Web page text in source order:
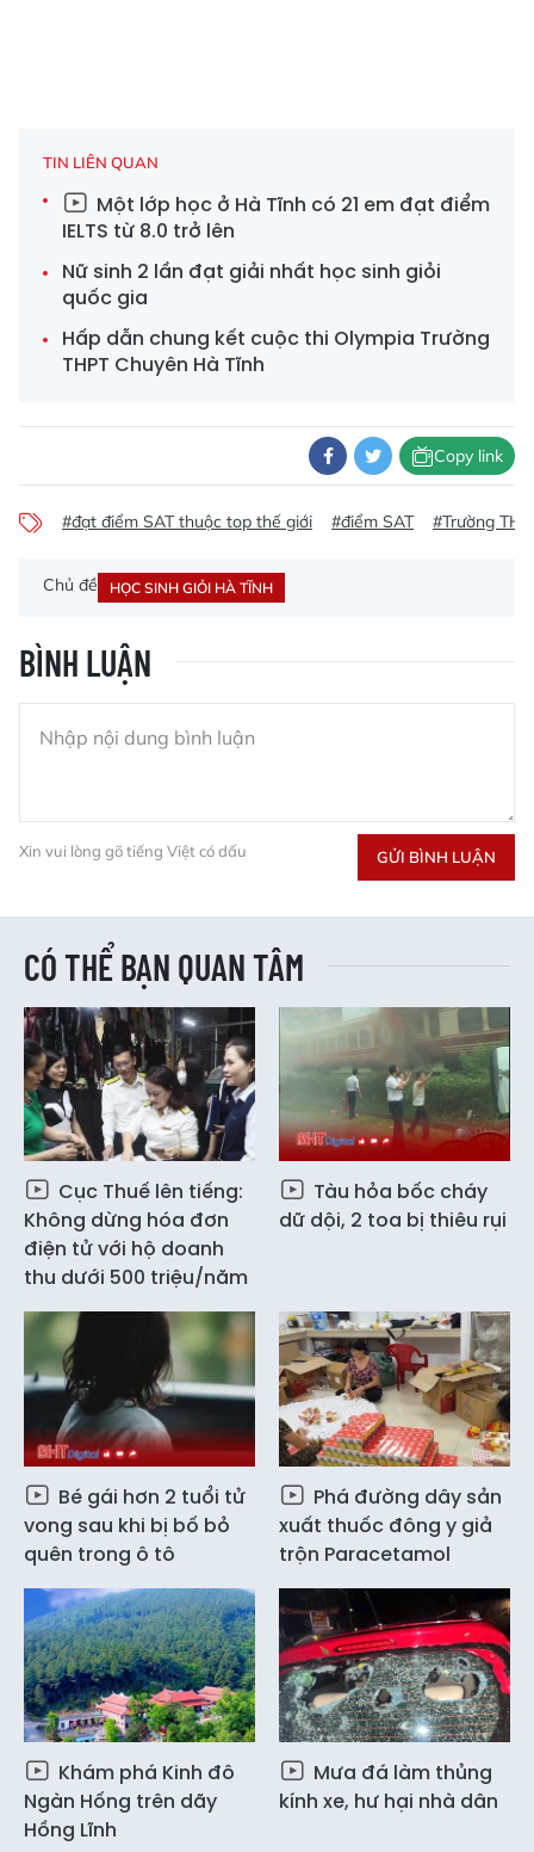
TIN LIÊN QUAN
Một lớp học ở Hà Tĩnh có 21 em đạt điểm
IELTS từ 8.0 trở lên
Nữ sinh 2 lần đạt giải nhất học sinh giỏi
quốc gia
Hấp dẫn chung kết cuộc thi Olympia Trường
THPT Chuyên Hà Tĩnh
Copy link
#đạt điểm SAT thuộc top thế giới #điểm SAT #Trường
Chủ đề HỌC SINH GIỎI HÀ TĨNH
BÌNH LUẬN
Xin vui lòng gõ tiếng Việt có dấu GỬI BÌNH LUẬN
CÓ THỂ BẠN QUAN TÂM
Cục Thuế lên tiếng:
Không dừng hóa đơn
điện tử với hộ doanh
thu dưới 500 triệu/năm
Tàu hỏa bốc cháy
dữ dội, 2 toa bị thiêu rụi
Bé gái hơn 2 tuổi tử
vong sau khi bị bố bỏ
quên trong ô tô
Phá đường dây sản
xuất thuốc đông y giả
trộn Paracetamol
Khám phá Kinh đô
Ngàn Hống trên dãy
Hồng Lĩnh
Mưa đá làm thủng
kính xe, hư hại nhà dân